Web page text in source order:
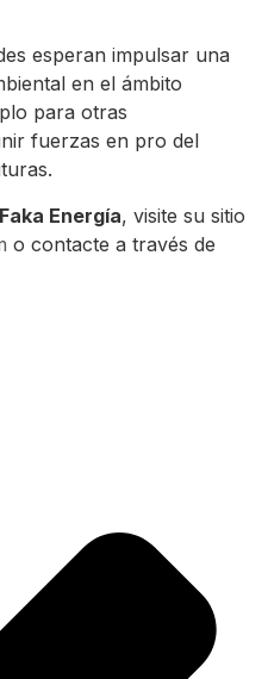
esperan impulsar una
en el ámbito
para otras
fuerzas en pro del
Faka Energía, visite su sitio
o contacte a través de